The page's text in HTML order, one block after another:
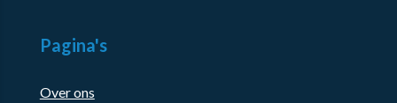
Pagina's
Over ons